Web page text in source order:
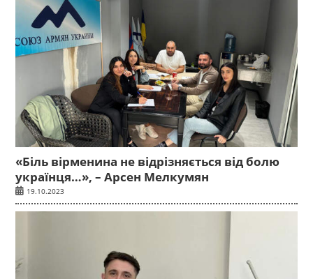
«Біль вірменина не відрізняється від болю
українця…», – Арсен Мелкумян
19.10.2023